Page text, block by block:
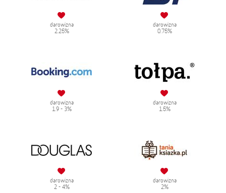
darowizna
2.25%
darowizna
0.75%
darowizna
1.9 - 3%
darowizna
1.5%
darowizna
2 - 4%
darowizna
2%